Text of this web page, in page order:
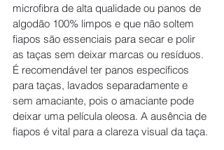
microfibra de alta qualidade ou panos de
algodão 100% limpos e que não soltem
fiapos são essenciais para secar e polir
as taças sem deixar marcas ou resíduos.
É recomendável ter panos específicos
para taças, lavados separadamente e
sem amaciante, pois o amaciante pode
deixar uma película oleosa. A ausência de
fiapos é vital para a clareza visual da taça.